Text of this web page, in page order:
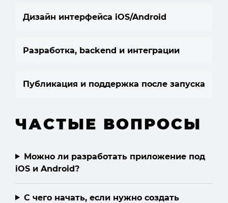
Дизайн интерфейса iOS/Android
Разработка, backend и интеграции
Публикация и поддержка после запуска
ЧАСТЫЕ ВОПРОСЫ
Можно ли разработать приложение под
iOS и Android?
С чего начать, если нужно создать